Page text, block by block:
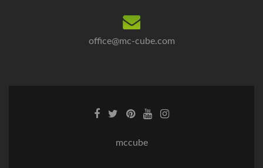
office@mc-cube.com
mccube